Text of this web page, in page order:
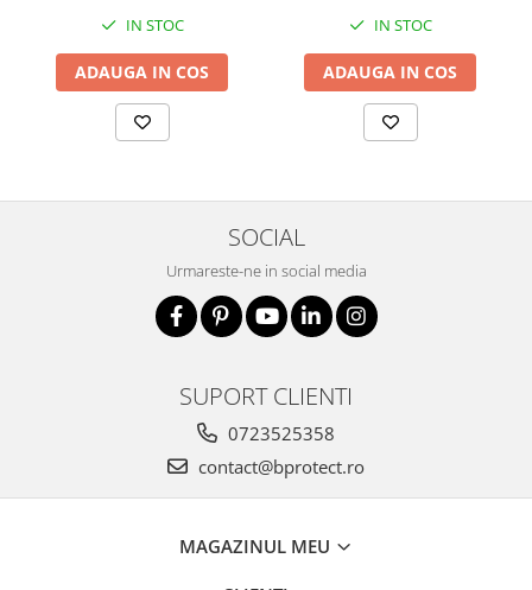
IN STOC
ADAUGA IN COS
IN STOC
ADAUGA IN COS
SOCIAL
Urmareste-ne in social media
SUPORT CLIENTI
0723525358
contact@bprotect.ro
MAGAZINUL MEU